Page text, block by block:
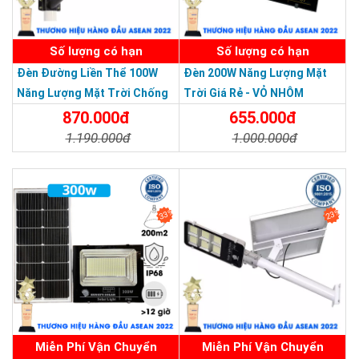
SẢN PHẨM DỊCH VỤ CHẤT LƯỢNG ASEAN 2019
Thương hiệu dẫn đầu Việt Nam 2023
Số lượng có hạn
Đèn Đường Liền Thể 100W
Năng Lượng Mặt Trời Chống
Nước Giá Rẻ870.000đ
1.190.000đ
Số lượng có hạn
Đèn 200W Năng Lượng Mặt
Trời Giá Rẻ - VỎ NHÔM
655.000đ
1.000.000đ
33%
Miễn Phí Vận Chuyển
23%
Miễn Phí Vận Chuyển